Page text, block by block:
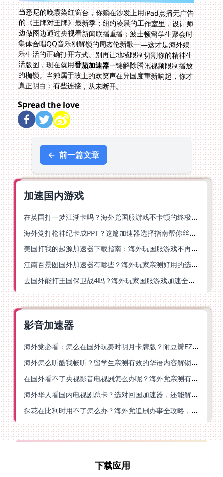
当悉尼的晚霞染红窗台，你躺在沙发上用iPad点播无广告
的《王牌对王牌》最新季；纽约凌晨的工作室里，设计师
边做图边通过央视看新闻联播重播；波士顿留学生聚会时
集体合唱QQ音乐刚解锁的周杰伦新歌——这才是海外娱
乐生活的正确打开方式。别再让地域限制切割你的精神生
活版图，现在就用番茄加速器一键解除腾讯视频限制播放
的枷锁。当独属于故土的欢笑声在异国度重新响起，你才
真正明白：有些连接，从未断开。
Spread the love
← 前一篇文章
加速国内游戏
在英国打一梦江湖卡吗？海外党国服游戏不卡顿的终极解法
海外党打枪神纪卡成PPT？这篇加速器选择指南帮你丝滑上分
美国打我的起源加速器下载指南：海外玩国服游戏不再卡的终极方案
江南百景图国外加速器有哪些？海外玩家亲测好用的选择与避坑指南
去国外能打王国保卫战4吗？海外玩家国服游戏加速全攻略（附公主连结幻想江湖实测）
影音加速器
海外党必看：怎么在国外玩秦时明月卡牌版？附豆瓣EZCast地区限制破解法
海外怎么听酷我畅听？留学生亲测有效的华语内容解锁指南
在国外看不了央视影音电视剧怎么办呢？海外党亲测有效的回国加速方案
海外华人看国内电视剧总卡？选对回国加速器，还能解决菲律宾打不开反诈中心的问题
探花在比利时用不了怎么办？海外党追剧办事全攻略，选对加速器就够了
下载应用